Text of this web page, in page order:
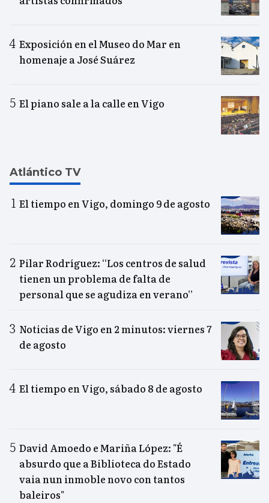
Exposición en el Museo do Mar en
homenaje a José Suárez
El piano sale a la calle en Vigo
Atlántico TV
El tiempo en Vigo, domingo 9 de agosto
Pilar Rodríguez: “Los centros de salud
tienen un problema de falta de
personal que se agudiza en verano”
Noticias de Vigo en 2 minutos: viernes 7
de agosto
El tiempo en Vigo, sábado 8 de agosto
David Amoedo e Mariña López: "É
absurdo que a Biblioteca do Estado
vaia nun inmoble novo con tantos
baleiros"